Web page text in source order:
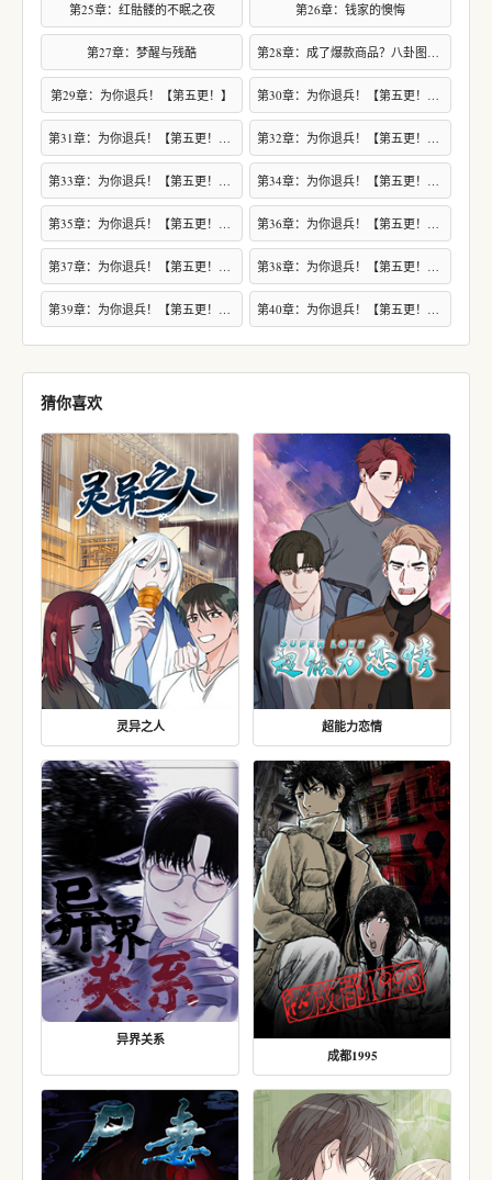
第25章：红骷髅的不眠之夜 第26章：钱家的懊悔
第27章：梦醒与残酷 第28章：成了爆款商品？八卦图内裤
第29章：为你退兵！【第五更！】 第30章：为你退兵！【第五更！】杀了我【万更求月票】
第31章：为你退兵！【第五更！】李世民的请求 第32章：为你退兵！【第五更！】虚幻层面的法天象地
第33章：为你退兵！【第五更！】超级黑锅系统 第34章：为你退兵！【第五更！】后宫风云
第35章：为你退兵！【第五更！】恐怖灵异小说 第36章：为你退兵！【第五更！】我爱秘籍
第37章：为你退兵！【第五更！】灵剑尊漫画 第38章：为你退兵！【第五更！】这就是一个悲剧
第39章：为你退兵！【第五更！】错估、脑补、曲解 第40章：为你退兵！【第五更！】快要饿死的师长教师和狗
猜你喜欢
灵异之人 超能力恋情
异界关系
成都1995